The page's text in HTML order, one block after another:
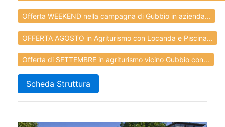
Offerta WEEKEND nella campagna di Gubbio in azienda...
OFFERTA AGOSTO in Agriturismo con Locanda e Piscina...
Offerta di SETTEMBRE in agriturismo vicino Gubbio con...
Scheda Struttura